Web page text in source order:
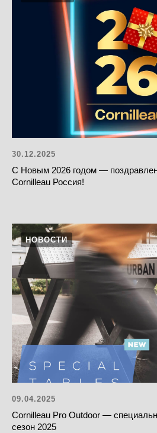
30.12.2025
С Новым 2026 годом —
Cornilleau Россия!
НОВОСТИ
09.04.2025
Cornilleau Pro Outdoor —
сезон 2025